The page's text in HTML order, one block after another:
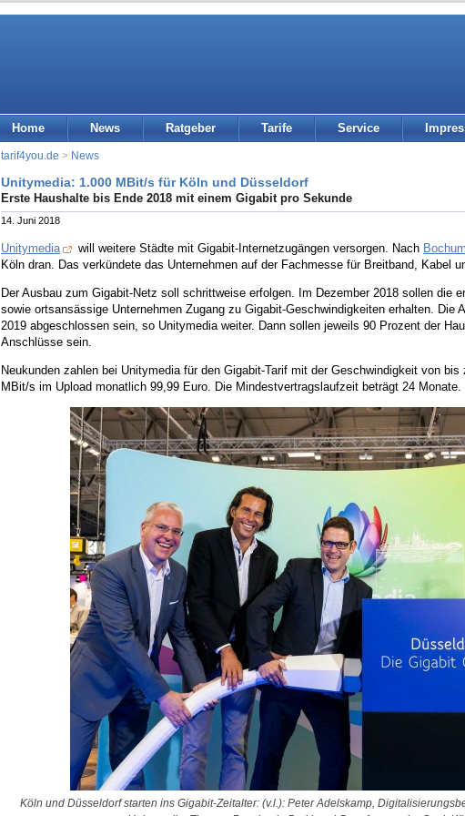
Home News Ratgeber Tarife Service
tarif4you.de > News
Unitymedia: 1.000 MBit/s für Köln und Düsseldorf
Erste Haushalte bis Ende 2018 mit einem Gigabit pro Sekunde
14. Juni 2018
Unitymedia will weitere Städte mit Gigabit-Internetzugängen versorgen. Nach Bochum
Köln dran. Das verkündete das Unternehmen auf der Fachmesse für Breitband, Kabel
Der Ausbau zum Gigabit-Netz soll schrittweise erfolgen. Im Dezember 2018 sollen die
sowie ortsansässige Unternehmen Zugang zu Gigabit-Geschwindigkeiten erhalten. Die
2019 abgeschlossen sein, so Unitymedia weiter. Dann sollen jeweils 90 Prozent der
Anschlüsse sein.
Neukunden zahlen bei Unitymedia für den Gigabit-Tarif mit der Geschwindigkeit von
MBit/s im Upload monatlich 99,99 Euro. Die Mindestvertragslaufzeit beträgt 24 Monate.
Köln und Düsseldorf starten ins Gigabit-Zeitalter: (v.l.): Peter Adelskamp,